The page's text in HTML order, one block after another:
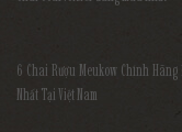
6 Chai Rượu Meukow Chính
Nhất Tại Việt Nam